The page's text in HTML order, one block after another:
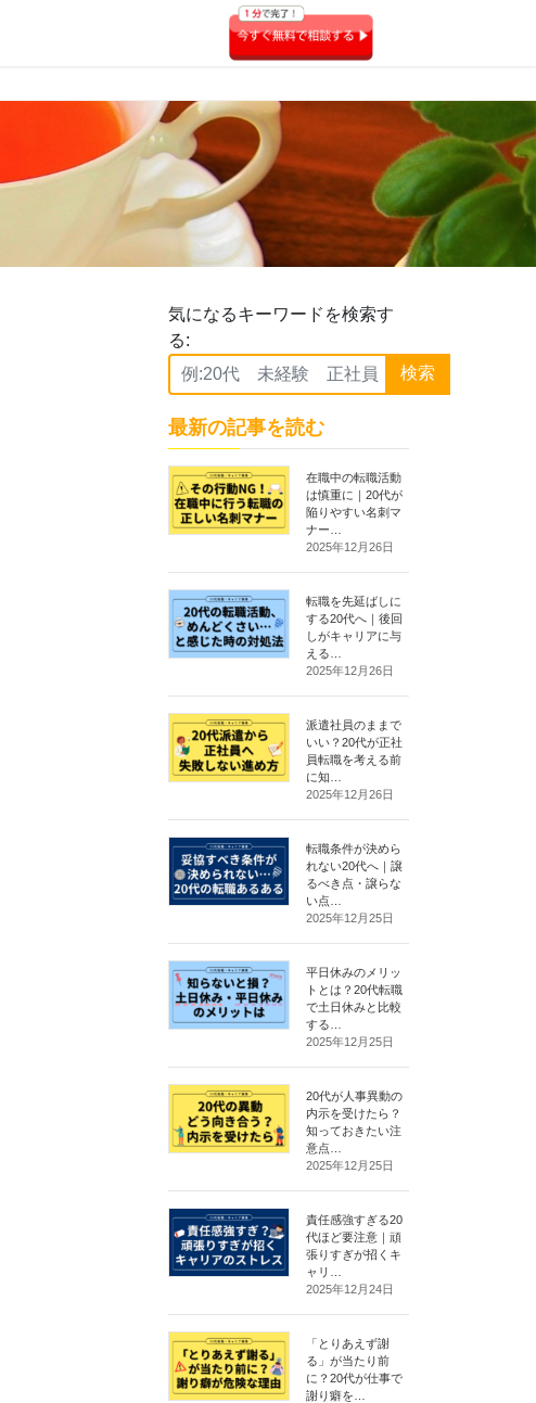
気になるキーワードを検索す
る:
検索
最新の記事を読む
在職中の転職活動
は慎重に｜20代が
陥りやすい名刺マ
ナー…
2025年12月26日
転職を先延ばしに
する20代へ｜後回
しがキャリアに与
える…
2025年12月26日
派遣社員のままで
いい？20代が正社
員転職を考える前
に知…
2025年12月26日
転職条件が決めら
れない20代へ｜譲
るべき点・譲らな
い点…
2025年12月25日
平日休みのメリッ
トとは？20代転職
で土日休みと比較
する…
2025年12月25日
20代が人事異動の
内示を受けたら？
知っておきたい注
意点…
2025年12月25日
責任感強すぎる20
代ほど要注意｜頑
張りすぎが招くキ
ャリ…
2025年12月24日
「とりあえず謝
る」が当たり前
に？20代が仕事で
謝り癖を…